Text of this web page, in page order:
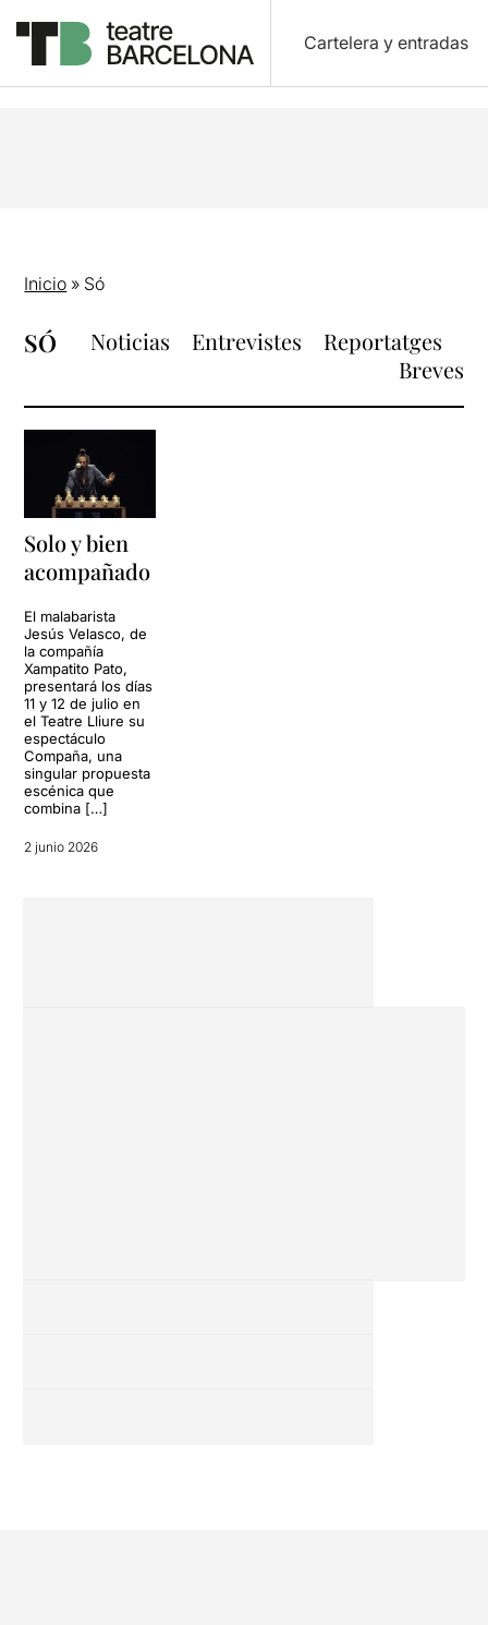
Cartelera y entradas
Inicio » Só
SÓ Noticias Entrevistes
Reportatges
Breves
Solo y bien
acompañado
El malabarista
Jesús Velasco, de
la compañía
Xampatito Pato,
presentará los días
11 y 12 de julio en
el Teatre Lliure su
espectáculo
Compaña, una
singular propuesta
escénica que
combina […]
2 junio 2026